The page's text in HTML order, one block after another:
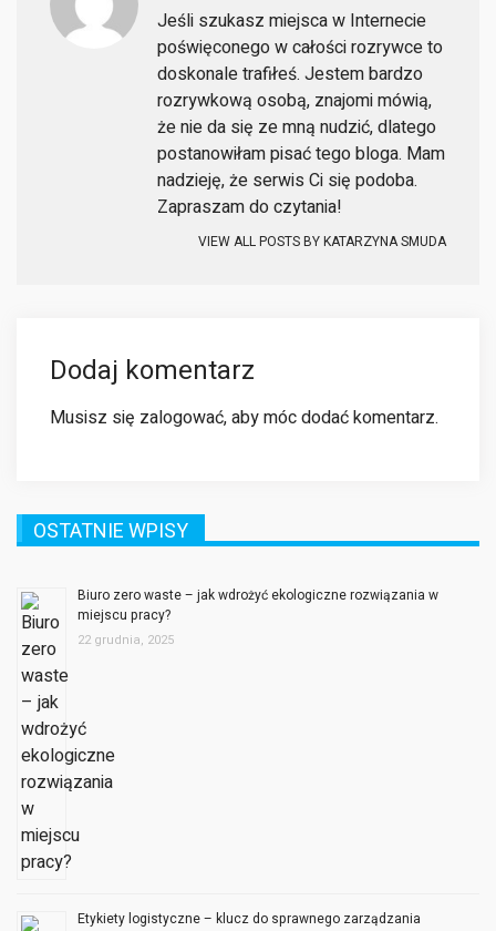
Jeśli szukasz miejsca w Internecie
poświęconego w całości rozrywce to
doskonale trafiłeś. Jestem bardzo
rozrywkową osobą, znajomi mówią,
że nie da się ze mną nudzić, dlatego
postanowiłam pisać tego bloga. Mam
nadzieję, że serwis Ci się podoba.
Zapraszam do czytania!
VIEW ALL POSTS BYKATARZYNA SMUDA
Dodaj komentarz
Musisz się zalogować, aby móc dodać komentarz.
OSTATNIE WPISY
Biuro zero waste – jak wdrożyć ekologiczne rozwiązania w
miejscu pracy?
22 grudnia, 2025
Etykiety logistyczne – klucz do sprawnego zarządzania